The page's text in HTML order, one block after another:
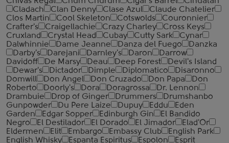
Cladach
Clan Denny Clase Azul
Claude Chatelier
Clos Martin
Cool Skeleton Cotswolds
Couronnier
Crafter's
Craigellachie Crazy Charley
Cross Keys
Cruxland
Crystal Head Cubay Cutty Sark
Cynar
Dalwhinnie
Dame Jeanne Danza del Fuego
Danzka
Darby's
Darejani Darnley's Daron
Darrow
Davidoff
De Marsy Deau Deep Forest
Devil's Island
Dewar's
Dictador Dimple Diplomatico
Disaronno
Domwill
Don Angel Don Cruzado Don Papa
Don
Roberto
Doorly's Dora Doragrossa
Dr. Lennon
Drambuie
Drop of Ginger Drummers
Drumshanbo
Gunpowder
Du Pere Laize Dupuy Eddu
Eden
Garden
Edgar Sopper Edinburgh Gin
El Bandido
Negro
El Destilador El Dorado El Jimador
Elad'Or
Eldermen
Elit Embargo Embassy Club
English Park
English Whisky
Espanta Espiritus Espolon
Esprit